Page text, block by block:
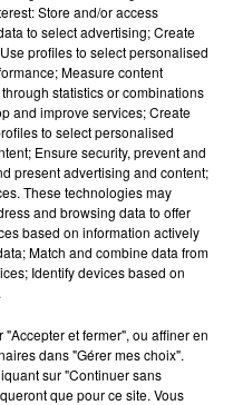
- 24/07/26
Store and/or access
to select advertising; Create
profiles to select personalised
Measure content
statistics or combinations
and improve services; Create
to select personalised
Ensure security, prevent and
present advertising and content;
These technologies may
and browsing data to offer
based on information actively
Match and combine data from
Identify devices based on
et fermer", ou affiner en
dans "Gérer mes choix".
sur "Continuer sans
que pour ce site. Vous